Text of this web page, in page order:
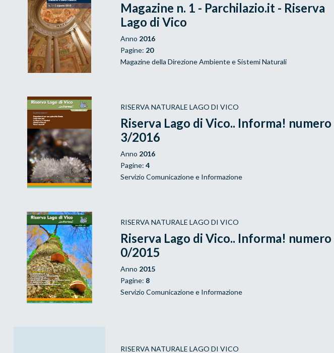
Magazine n. 1 - Parchilazio.it - Riserva
Lago di Vico
Anno 2016
Pagine: 20
Magazine della Direzione Ambiente e Sistemi Naturali
RISERVA NATURALE LAGO DI VICO
Riserva Lago di Vico.. Informa! numero
3/2016
Anno 2016
Pagine: 4
Servizio Comunicazione e Informazione
RISERVA NATURALE LAGO DI VICO
Riserva Lago di Vico.. Informa! numero
0/2015
Anno 2015
Pagine: 8
Servizio Comunicazione e Informazione
RISERVA NATURALE LAGO DI VICO